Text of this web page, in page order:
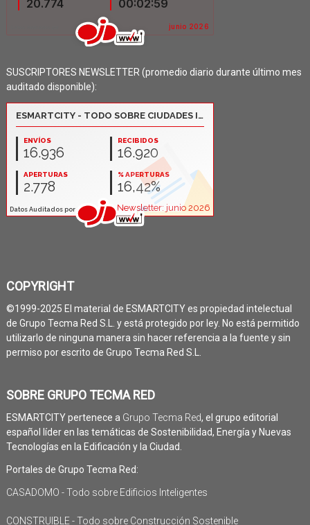
SUSCRIPTORES NEWSLETTER (promedio diario durante último mes
auditado disponible):
COPYRIGHT
©1999-2025 El material de ESMARTCITY es propiedad intelectual
de Grupo Tecma Red S.L. y está protegido por ley. No está permitido
utilizarlo de ninguna manera sin hacer referencia a la fuente y sin
permiso por escrito de Grupo Tecma Red S.L.
SOBRE GRUPO TECMA RED
ESMARTCITY pertenece a Grupo Tecma Red, el grupo editorial
español líder en las temáticas de Sostenibilidad, Energía y Nuevas
Tecnologías en la Edificación y la Ciudad.
Portales de Grupo Tecma Red:
CASADOMO - Todo sobre Edificios Inteligentes
CONSTRUIBLE - Todo sobre Construcción Sostenible